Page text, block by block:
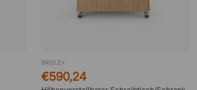
BRIZLEY
€590,24